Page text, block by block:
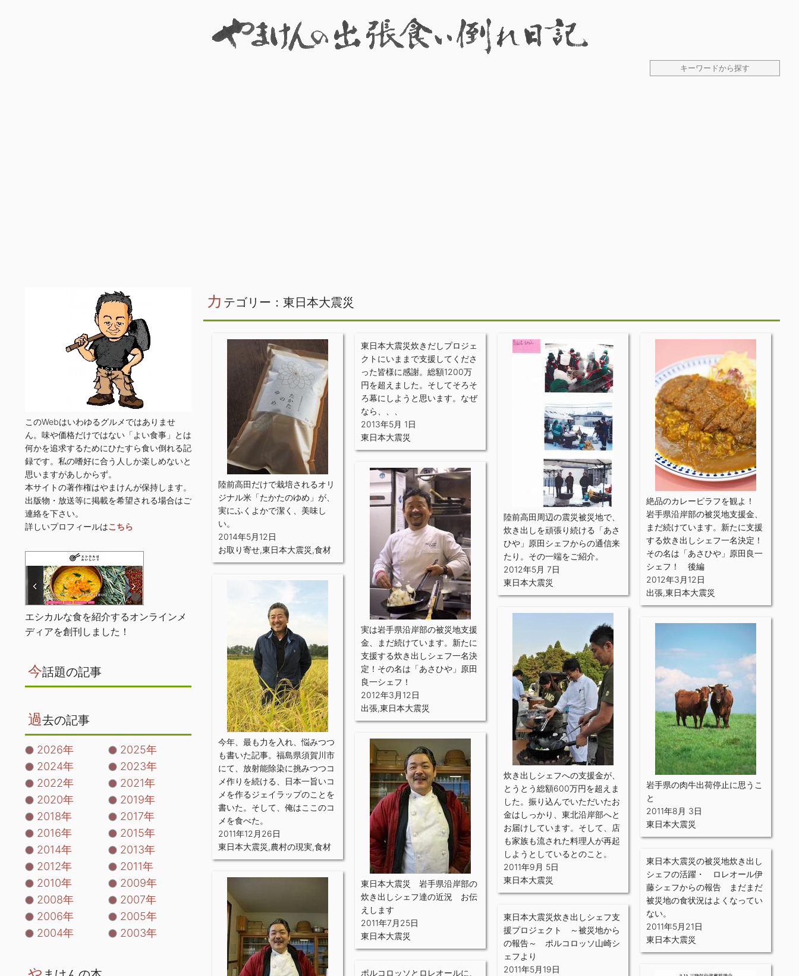
カ テゴリー：東日本大震災
陸前高田だけで栽培されるオリ
ジナル米「たかたのゆめ」が、
実にふくよかで潔く、美味し
い。
2014年5月12日
お取り寄せ,東日本大震災,食材
東日本大震災炊きだしプロジェ
クトにいままで支援してくださ
った皆様に感謝。総額1200万
円を超えました。そしてそろそ
ろ幕にしようと思います。なぜ
なら、、、
2013年5月 1日
東日本大震災
陸前高田周辺の震災被災地で、
炊き出しを頑張り続ける「あさ
ひや」原田シェフからの通信来
たり。その一端をご紹介。
2012年5月 7日
東日本大震災
絶品のカレーピラフを観よ！
岩手県沿岸部の被災地支援金、
まだ続けています。新たに支援
する炊き出しシェフ一名決定！
その名は「あさひや」原田良一
シェフ！ 後編
2012年3月12日
出張,東日本大震災
実は岩手県沿岸部の被災地支援
金、まだ続けています。新たに
支援する炊き出しシェフ一名決
定！その名は「あさひや」原田
良一シェフ！
2012年3月12日
出張,東日本大震災
今年、最も力を入れ、悩みつつ
も書いた記事。福島県須賀川市
にて、放射能除染に挑みつつコ
メ作りを続ける、日本一旨いコ
メを作るジェイラップのことを
書いた。そして、俺はここのコ
メを食べた。
2011年12月26日
東日本大震災,農村の現実,食材
炊き出しシェフへの支援金が、
とうとう総額600万円を超えま
した。振り込んでいただいたお
金はしっかり、東北沿岸部へと
お届けしています。そして、店
も家族も流された料理人が再起
しようとしているとのこと。
2011年9月 5日
東日本大震災
岩手県の肉牛出荷停止に思うこ
と
2011年8月 3日
東日本大震災
東日本大震災 岩手県沿岸部の
炊き出しシェフ達の近況 お伝
えします
2011年7月25日
東日本大震災
東日本大震災の被災地炊き出し
シェフの活躍・ ロレオール伊
藤シェフからの報告 まだまだ
被災地の食状況はよくなってい
ない。
2011年5月21日
東日本大震災
東日本大震災炊き出しシェフ支
援プロジェクト ～被災地から
の報告～ ポルコロッソ山崎シ
ェフより
2011年5月19日
ポルコロッソとロレオールに、
このWebはいわゆるグルメではありませ
ん。味や価格だけではない「よい食事」とは
何かを追求するためにひたすら食い倒れる記
録です。私の嗜好に合う人しか楽しめないと
思いますがあしからず。
本サイトの著作権はやまけんが保持します。
出版物・放送等に掲載を希望される場合はご
連絡を下さい。
詳しいプロフィールはこちら
エシカルな食を紹介するオンラインメ
ディアを創刊しました！
今話題の記事
過去の記事
2026年
2025年
2024年
2023年
2022年
2021年
2020年
2019年
2018年
2017年
2016年
2015年
2014年
2013年
2012年
2011年
2010年
2009年
2008年
2007年
2006年
2005年
2004年
2003年